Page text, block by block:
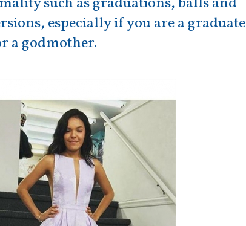
especially if you are a graduate
a godmother.